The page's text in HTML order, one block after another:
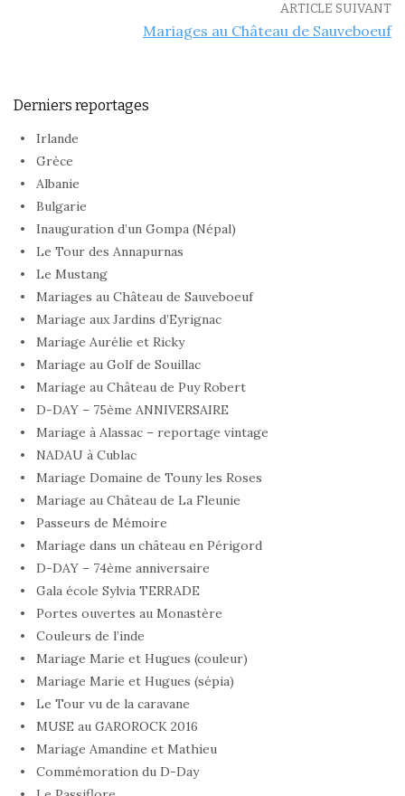
ARTICLE SUIVANT
Mariages au Château de Sauveboeuf
Derniers reportages
Irlande
Grèce
Albanie
Bulgarie
Inauguration d’un Gompa (Népal)
Le Tour des Annapurnas
Le Mustang
Mariages au Château de Sauveboeuf
Mariage aux Jardins d’Eyrignac
Mariage Aurélie et Ricky
Mariage au Golf de Souillac
Mariage au Château de Puy Robert
D-DAY – 75ème ANNIVERSAIRE
Mariage à Alassac – reportage vintage
NADAU à Cublac
Mariage Domaine de Touny les Roses
Mariage au Château de La Fleunie
Passeurs de Mémoire
Mariage dans un château en Périgord
D-DAY – 74ème anniversaire
Gala école Sylvia TERRADE
Portes ouvertes au Monastère
Couleurs de l’inde
Mariage Marie et Hugues (couleur)
Mariage Marie et Hugues (sépia)
Le Tour vu de la caravane
MUSE au GAROROCK 2016
Mariage Amandine et Mathieu
Commémoration du D-Day